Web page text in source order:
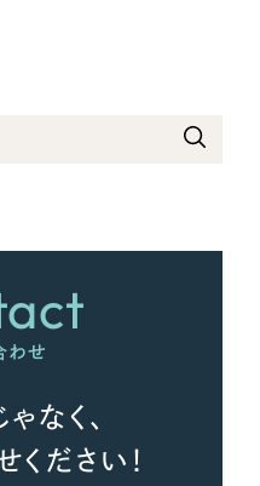
わせ
なく、
ださい！